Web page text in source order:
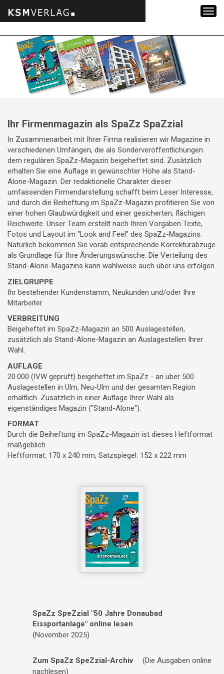
Inhalt
springen
Ihr Firmenmagazin als SpaZz SpaZzial
In Zusammenarbeit mit Ihrer Firma realisieren wir Magazine in
verschiedenen Umfängen, die als Sonderveröffentlichungen
dem regulären SpaZz-Magazin beigeheftet sind. Zusätzlich
erhalten Sie eine Auflage in gewünschter Höhe als Stand-
Alone-Magazin. Der redaktionelle Charakter dieser
umfassenden Firmendarstellung schafft beim Leser Interesse,
und durch die Beiheftung im SpaZz-Magazin profitieren Sie von
einer hohen Glaubwürdigkeit und einer gesicherten, flächigen
Reichweite. Unser Team erstellt nach Ihren Vorgaben Texte,
Fotos und Layout im "Look and Feel" des SpaZz-Magazins.
Natürlich bekommen Sie vorab entsprechende Korrekturabzüge
als Grundlage für Ihre Änderungswünsche. Die Verteilung des
Stand-Alone-Magazins kann wahlweise auch über uns erfolgen.
ZIELGRUPPE
Ihr bestehender Kundenstamm, Neukunden und/oder Ihre
Mitarbeiter.
VERBREITUNG
Beigeheftet im SpaZz-Magazin an 500 Auslagestellen,
zusätzlich als Stand-Alone-Magazin an Auslagestellen Ihrer
Wahl.
AUFLAGE
20.000 (IVW geprüft) beigeheftet im SpaZz - an über 500
Auslagestellen in Ulm, Neu-Ulm und der gesamten Region
erhältlich. Zusätzlich in einer Auflage Ihrer Wahl als
eigenständiges Magazin ("Stand-Alone").
FORMAT
Durch die Beiheftung im SpaZz-Magazin ist dieses Heftformat
maßgeblich.
Heftformat: 170 x 240 mm, Satzspiegel: 152 x 222 mm
SpaZz SpeZzial "50 Jahre Donaubad
Eissportanlage" online lesen
(November 2025)
Zum SpaZz SpeZzial-Archiv
(Die Ausgaben online
nachlesen)